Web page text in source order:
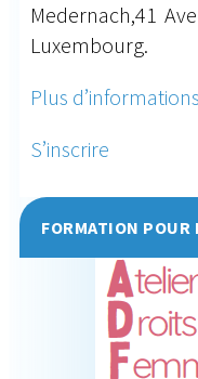
Medernach,41
Luxembourg.
Plus d’informations
S’inscrire
FORMATION POUR